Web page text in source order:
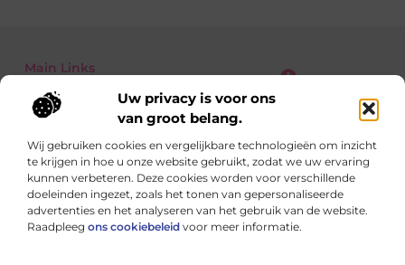
Uw privacy is voor ons
van groot belang.
Wij gebruiken cookies en vergelijkbare technologieën om inzicht
te krijgen in hoe u onze website gebruikt, zodat we uw ervaring
kunnen verbeteren. Deze cookies worden voor verschillende
doeleinden ingezet, zoals het tonen van gepersonaliseerde
advertenties en het analyseren van het gebruik van de website.
Raadpleeg ons cookiebeleid voor meer informatie.
Main Links
Dagelijks nieuwe inspiratie op StudioZoe.nl
Artikelen boordevol ideeën, inzichten en praktische tips
voor een leven met meer kleur en balans.